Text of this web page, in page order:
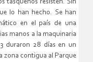
tasqueños resisten. Sin
lo han hecho. Se han
en el país de una
manos a la maquinaria
duraron 28 días en un
zona contigua al Parque